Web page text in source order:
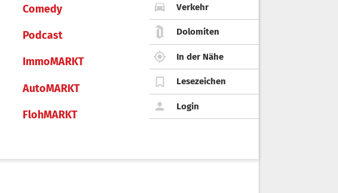
Comedy
Podcast
ImmoMARKT
AutoMARKT
FlohMARKT
Verkehr
Dolomiten
In der Nähe
Lesezeichen
Login